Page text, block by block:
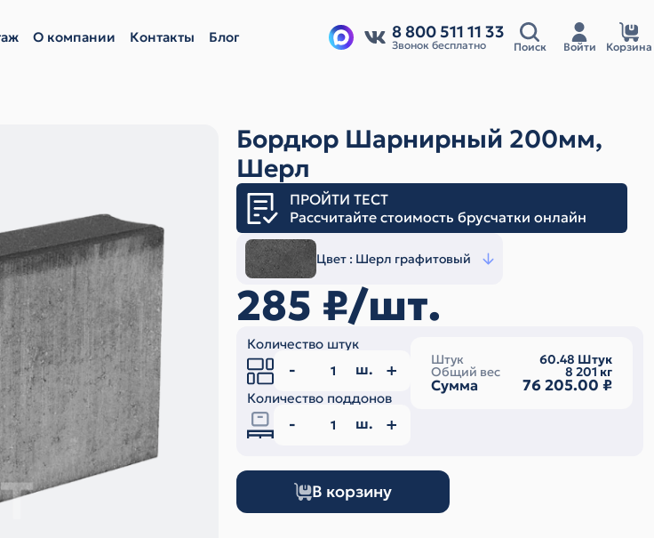
О компании Контакты Блог 8 800 511 11 33
Звонок бесплатно Поиск Войти Корзина
Бордюр Шарнирный 200мм,
Шерл
ПРОЙТИ ТЕСТ
Рассчитайте стоимость брусчатки онлайн
Цвет : Шерл графитовый
285 ₽/шт.
Количество штук
ш.
Количество поддонов
ш.
Штук 60.48 Штук
Общий вес 8 201кг
Сумма 76 205.00 ₽
В корзину